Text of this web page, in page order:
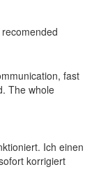
fast
The whole
Ich einen
korrigiert